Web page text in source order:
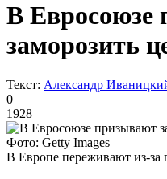
В Евросоюзе
заморозить
Текст: Александр
0
1928
Фото: Getty Images
В Европе переживают из-за